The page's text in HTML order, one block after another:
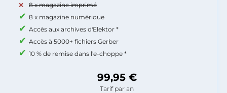
8 x magazine imprimé
8 x magazine numérique
Accès aux archives d'Elektor *
Accès à 5000+ fichiers Gerber
10 % de remise dans l'e-choppe *
99,95 €
Tarif par an